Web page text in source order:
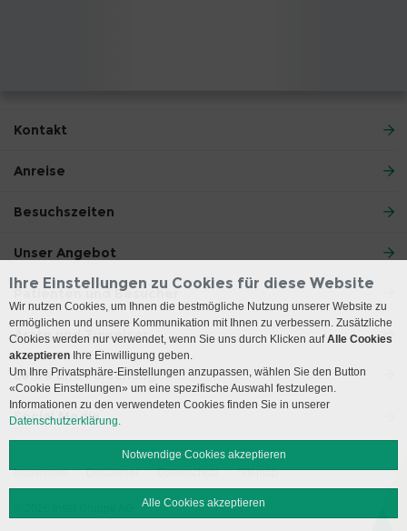
Kontakt
Anreise
Besuchszeiten
Unser Angebot
Patienten und Besucher
Ärzte und Zuweiser
Lehre und Forschung
Social Media
Impressum Disclaimer Datenschutz Sitemap
Ihre Einstellungen zu Cookies für diese Website
Wir nutzen Cookies, um Ihnen die bestmögliche Nutzung unserer Website zu
ermöglichen und unsere Kommunikation mit Ihnen zu verbessern. Zusätzliche
Cookies werden nur verwendet, wenn Sie uns durch Klicken aufAlle Cookies
akzeptieren Ihre Einwilligung geben.
Um Ihre Privatsphäre-Einstellungen anzupassen, wählen Sie den Button
«Cookie Einstellungen» um eine spezifische Auswahl festzulegen.
Informationen zu den verwendeten Cookies finden Sie in unserer
Datenschutzerklärung.
Notwendige Cookies akzeptieren
Alle Cookies akzeptieren